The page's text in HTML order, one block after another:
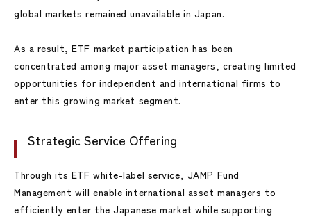
global markets remained unavailable in Japan.
As a result, ETF market participation has been
concentrated among major asset managers, creating limited
opportunities for independent and international firms to
enter this growing market segment.
Strategic Service Offering
Through its ETF white-label service, JAMP Fund
Management will enable international asset managers to
efficiently enter the Japanese market while supporting